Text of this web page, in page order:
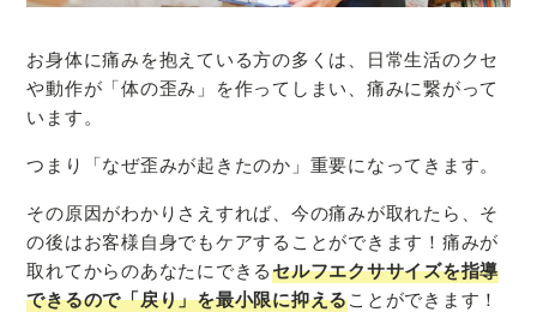
お身体に痛みを抱えている方の多くは、日常生活のクセ
や動作が「体の歪み」を作ってしまい、痛みに繋がって
います。
つまり「なぜ歪みが起きたのか」重要になってきます。
その原因がわかりさえすれば、今の痛みが取れたら、そ
の後はお客様自身でもケアすることができます！痛みが
取れてからのあなたにできるセルフエクササイズを指導
できるので「戻り」を最小限に抑えることができます！